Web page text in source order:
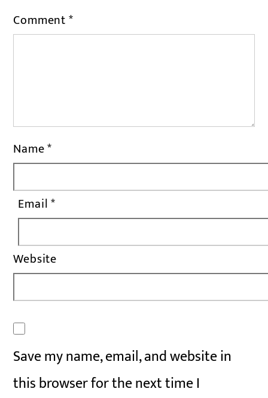
Comment*
Name*
Email*
Website
Save my name, email, and website in
this browser for the next time I